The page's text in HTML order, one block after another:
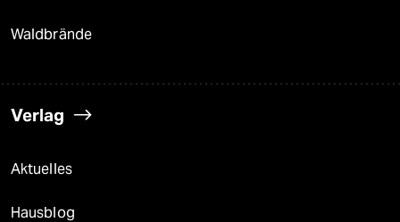
Waldbrände
Verlag
Aktuelles
Hausblog